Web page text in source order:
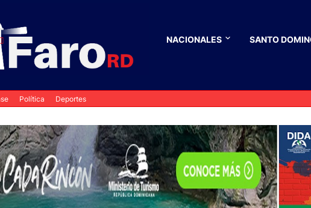
NACIONALES SANTO
Política Deportes